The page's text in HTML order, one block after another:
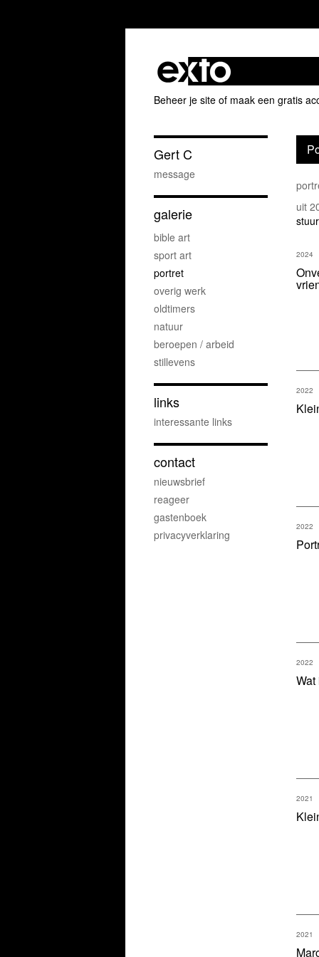
Beheer je site of maak een gratis
uit
2024
2022
2022
2022
2021
2021
Gert C
message
galerie
bible art
sport art
portret
overig werk
oldtimers
natuur
beroepen / arbeid
stillevens
links
interessante links
contact
nieuwsbrief
reageer
gastenboek
privacyverklaring